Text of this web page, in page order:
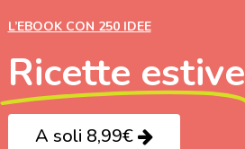
L’EBOOK CON 250 IDEE
Ricette estive
A soli 8,99€